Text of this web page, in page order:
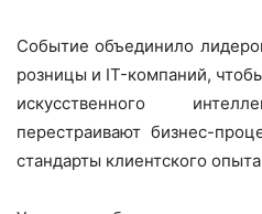
Событие объединило
розницы и IT-компаний,
искусственного
перестраивают бизнес-
стандарты клиентского